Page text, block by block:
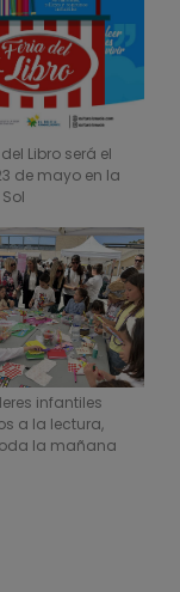
del Libro será el
de mayo en la
infantiles
a la lectura,
la mañana